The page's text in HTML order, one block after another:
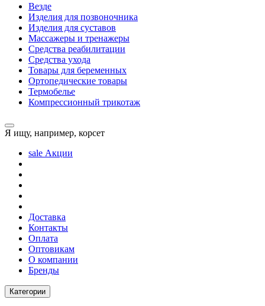
Везде
Изделия для позвоночника
Изделия для суставов
Массажеры и тренажеры
Средства реабилитации
Средства ухода
Товары для беременных
Ортопедические товары
Термобелье
Компрессионный трикотаж
Я ищу, например, корсет
sale Акции
Доставка
Контакты
Оплата
Оптовикам
О компании
Бренды
Категории